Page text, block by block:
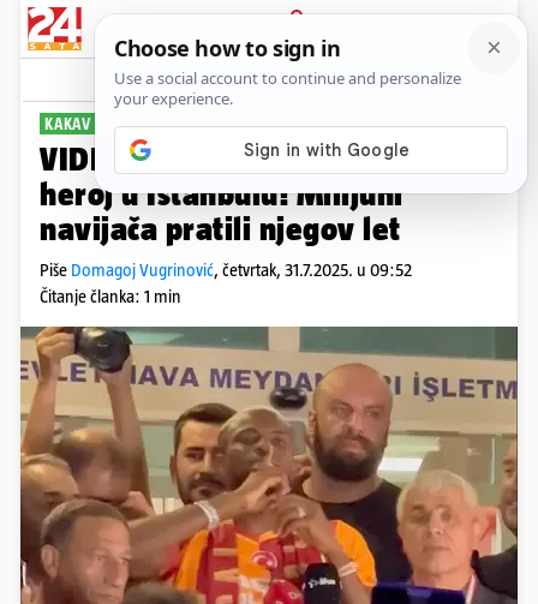
PRIJAVA
Sport Komentari
KAKAV DOČEK
VIDEO Osimhen dočekan kao
heroj u Istanbulu! Milijuni
navijača pratili njegov let
Piše Domagoj Vugrinović, četvrtak, 31.7.2025. u 09:52
Čitanje članka: 1 min